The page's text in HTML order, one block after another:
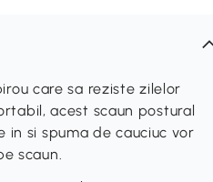
care sa reziste zilelor
acest scaun postural
si spuma de cauciuc vor
scaun.